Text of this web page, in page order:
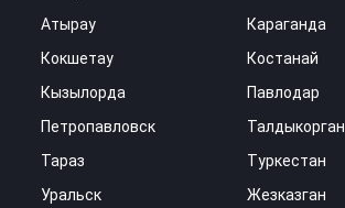
Атырау
Караганда
Кокшетау
Костанай
Кызылорда
Павлодар
Петропавловск
Талдыкорган
Тараз
Туркестан
Уральск
Жезказган